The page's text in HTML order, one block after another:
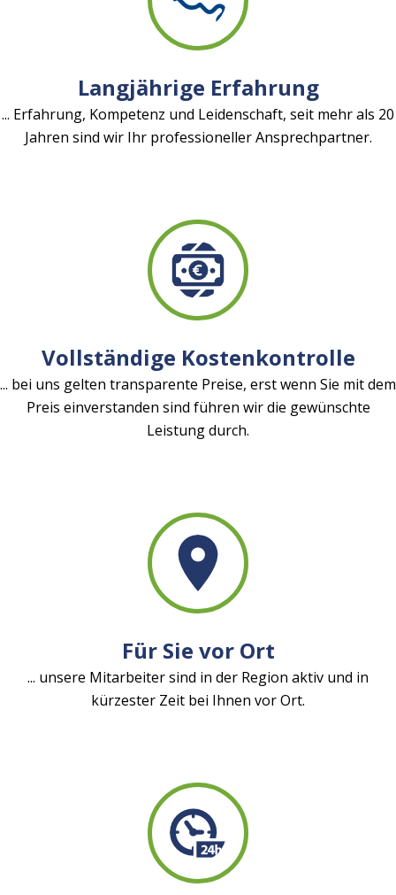
Langjährige Erfahrung
... Erfahrung, Kompetenz und Leidenschaft, seit mehr als 20
Jahren sind wir Ihr professioneller Ansprechpartner.
Vollständige Kostenkontrolle
... bei uns gelten transparente Preise, erst wenn Sie mit dem
Preis einverstanden sind führen wir die gewünschte
Leistung durch.
Für Sie vor Ort
... unsere Mitarbeiter sind in der Region aktiv und in
kürzester Zeit bei Ihnen vor Ort.